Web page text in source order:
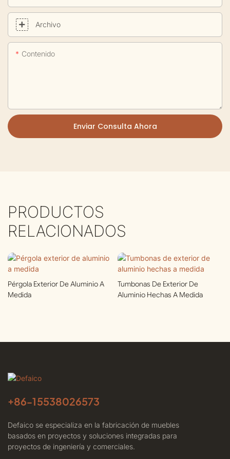
Archivo
Contenido
Enviar Consulta Ahora
PRODUCTOS
RELACIONADOS
Pérgola Exterior De Aluminio A
Medida
Tumbonas De Exterior De
Aluminio Hechas A Medida
+86-15538026573
Defaico se especializa en la fabricación de muebles
basados ​​en proyectos y soluciones integradas para
proyectos de ingeniería y comerciales.